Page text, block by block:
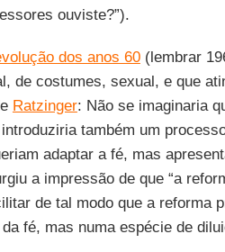
ouviste?”).
dos anos 60(lembrar
de costumes, sexual, e que
Ratzinger: Não se imaginaria
também um
adaptar a fé, mas
a impressão de que “a
de tal modo que a reforma
fé, mas numa espécie de